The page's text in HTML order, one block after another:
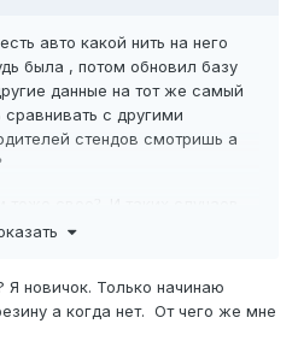
авто какой нить на него
была , потом обновил базу
данные на тот же самый
с другими
стендов смотришь а
самое интересно каждый
новичок. Только начинаю
а когда нет. От чего же мне